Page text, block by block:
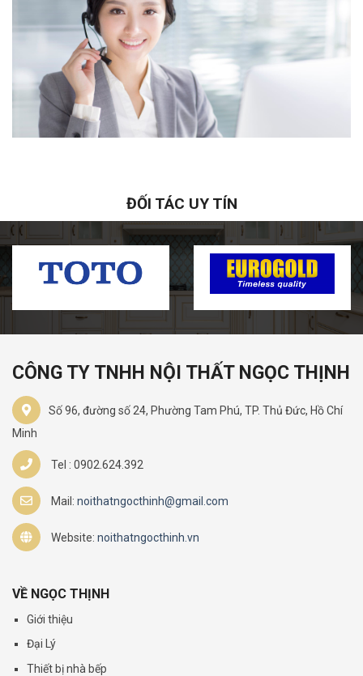
ĐỐI TÁC UY TÍN
CÔNG TY TNHH NỘI THẤT NGỌC THỊNH
Số 96, đường số 24, Phường Tam Phú, TP. Thủ Đức, Hồ Chí
Minh
Tel : 0902.624.392
Mail: noithatngocthinh@gmail.com
Website: noithatngocthinh.vn
VỀ NGỌC THỊNH
Giới thiệu
Đại Lý
Thiết bị nhà bếp